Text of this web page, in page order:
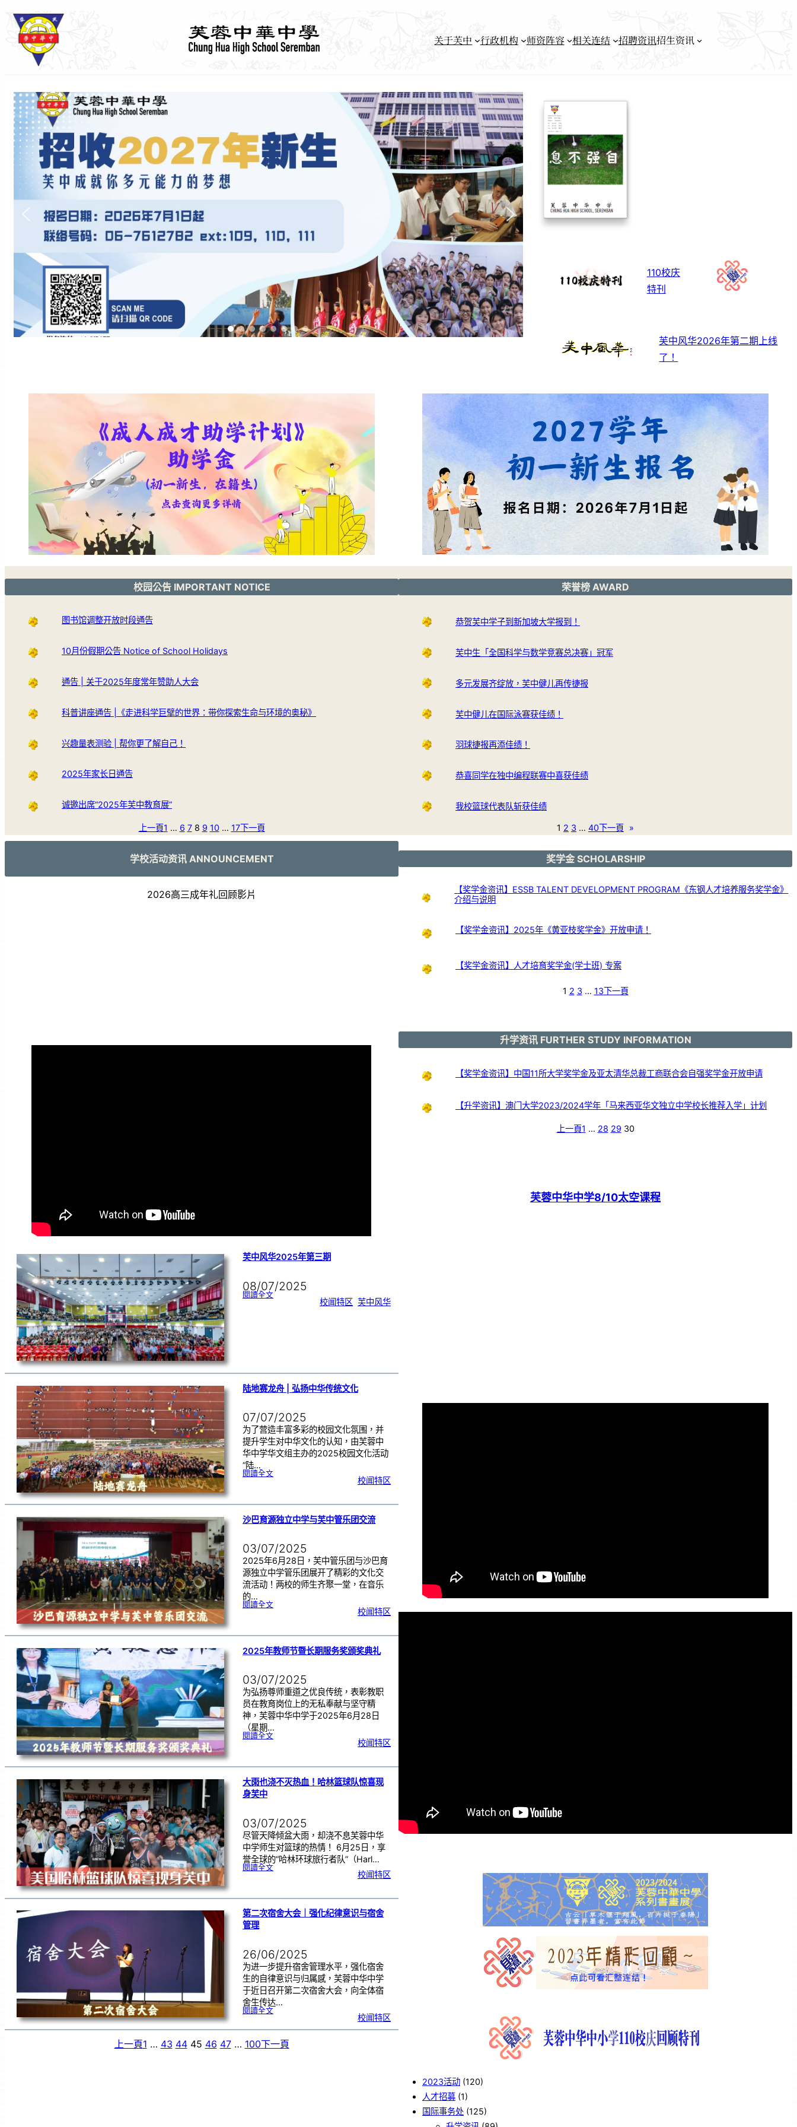
关于芙中 行政机构 师资阵容 相关连结 招聘资讯招生资讯
110校庆
特刊
芙中风华2026年第二期上线
了！
校园公告 IMPORTANT NOTICE
图书馆调整开放时段通告
10月份假期公告 Notice of School Holidays
通告 | 关于2025年度常年赞助人大会
科普讲座通告 |《走进科学巨擘的世界：带你探索生命与环境的奥秘》
兴趣量表测验 | 帮你更了解自己！
2025年家长日通告
诚邀出席“2025年芙中教育展”
上一頁1 … 6 7 8 9 10 … 17下一頁
荣誉榜 AWARD
恭贺芙中学子到新加坡大学报到！
芙中生「全国科学与数学竞赛总决赛」冠军
多元发展齐绽放，芙中健儿再传捷报
芙中健儿在国际泳赛获佳绩！
羽球捷报再添佳绩！
恭喜同学在独中编程联赛中喜获佳绩
我校篮球代表队斩获佳绩
1 2 3 … 40下一頁 »
学校活动资讯 ANNOUNCEMENT
2026高三成年礼回顾影片
芙中风华2025年第三期
08/07/2025
閱讀全文:芙 校闻特区 芙中风华
陆地赛龙舟 | 弘扬中华传统文化
07/07/2025
为了营造丰富多彩的校园文化氛围，并
提升学生对中华文化的认知，由芙蓉中
华中学华文组主办的2025校园文化活动
“陆…
閱讀全文:陆
弘
扬
华
传
统
文
校闻特区
沙巴育源独立中学与芙中管乐团交流
03/07/2025
2025年6月28日，芙中管乐团与沙巴育
源独立中学管乐团展开了精彩的文化交
流活动！两校的师生齐聚一堂，在音乐
的…
閱讀全文:沙
中
学
芙
中
管
乐
校闻特区
2025年教师节暨长期服务奖颁奖典礼
03/07/2025
为弘扬尊师重道之优良传统，表彰教职
员在教育岗位上的无私奉献与坚守精
神，芙蓉中华中学于2025年6月28日
（星期…
閱讀全文:2
师
节
长
期
服
务
校闻特区
大雨也浇不灭热血！哈林篮球队惊喜现
身芙中
03/07/2025
尽管天降倾盆大雨，却浇不息芙蓉中华
中学师生对篮球的热情！ 6月25日，享
誉全球的“哈林环球旅行者队”（Harl…
閱讀全文:大
血
哈
林
篮
球
中
校闻特区
第二次宿舍大会｜强化纪律意识与宿舍
管理
26/06/2025
为进一步提升宿舍管理水平，强化宿舍
生的自律意识与归属感，芙蓉中华中学
于近日召开第二次宿舍大会，向全体宿
舍生传达…
閱讀全文:第
舍
｜
强
化
校闻特区
上一頁1 … 43 44 45 46 47 … 100下一頁
奖学金 SCHOLARSHIP
【奖学金资讯】ESSB TALENT DEVELOPMENT PROGRAM《东钢人才培养服务奖学金》
介绍与说明
【奖学金资讯】2025年《黄亚枝奖学金》开放申请！
【奖学金资讯】人才培育奖学金(学士班) 专案
1 2 3 … 13下一頁
升学资讯 FURTHER STUDY INFORMATION
【奖学金资讯】中国11所大学奖学金及亚太清华总裁工商联合会自强奖学金开放申请
【升学资讯】澳门大学2023/2024学年「马来西亚华文独立中学校长推荐入学」计划
上一頁1 … 28 29 30
芙蓉中华中学8/10太空课程
2023活动 (120)
人才招募 (1)
国际事务处 (125)